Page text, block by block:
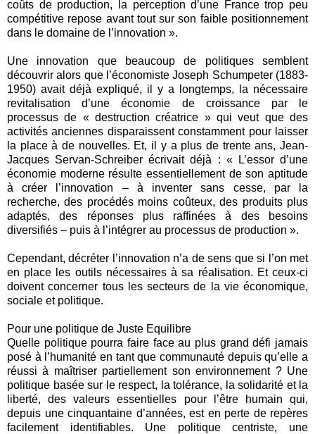
coûts de production, la perception d’une France trop peu
compétitive repose avant tout sur son faible positionnement
dans le domaine de l’innovation ».
Une innovation que beaucoup de politiques semblent
découvrir alors que l’économiste Joseph Schumpeter (1883-
1950) avait déjà expliqué, il y a longtemps, la nécessaire
revitalisation d’une économie de croissance par le
processus de « destruction créatrice » qui veut que des
activités anciennes disparaissent constamment pour laisser
la place à de nouvelles. Et, il y a plus de trente ans, Jean-
Jacques Servan-Schreiber écrivait déjà : « L’essor d’une
économie moderne résulte essentiellement de son aptitude
à créer l’innovation – à inventer sans cesse, par la
recherche, des procédés moins coûteux, des produits plus
adaptés, des réponses plus raffinées à des besoins
diversifiés – puis à l’intégrer au processus de production ».
Cependant, décréter l’innovation n’a de sens que si l’on met
en place les outils nécessaires à sa réalisation. Et ceux-ci
doivent concerner tous les secteurs de la vie économique,
sociale et politique.
Pour une politique de Juste Equilibre
Quelle politique pourra faire face au plus grand défi jamais
posé à l’humanité en tant que communauté depuis qu’elle a
réussi à maîtriser partiellement son environnement ? Une
politique basée sur le respect, la tolérance, la solidarité et la
liberté, des valeurs essentielles pour l’être humain qui,
depuis une cinquantaine d’années, est en perte de repères
facilement identifiables. Une politique centriste, une